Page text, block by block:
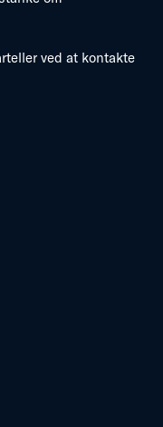
ved at kontakte